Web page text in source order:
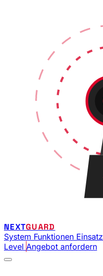
NEXTGUARD
System Funktionen Einsatz
Level Angebot anfordern